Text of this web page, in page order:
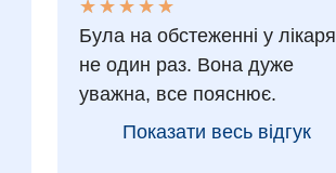
★
★
★
★
★
★ ★ ★ ★ ★
Була на обстеженні у лікаря
не один раз. Вона дуже
уважна, все пояснює.
Показати весь відгук